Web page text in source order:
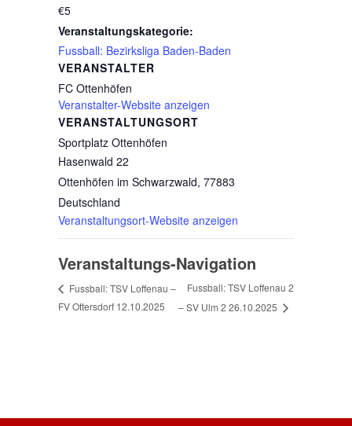
€5
Veranstaltungskategorie:
Fussball: Bezirksliga Baden-Baden
VERANSTALTUNGSORT
Sportplatz Ottenhöfen
Hasenwald 22
Ottenhöfen im Schwarzwald, 77883
Deutschland
Veranstaltungsort-Website anzeigen
VERANSTALTER
FC Ottenhöfen
Veranstalter-Website anzeigen
Veranstaltungs-Navigation
Fussball: TSV Loffenau –
FV Ottersdorf 12.10.2025
Fussball: TSV Loffenau 2
– SV Ulm 2 26.10.2025